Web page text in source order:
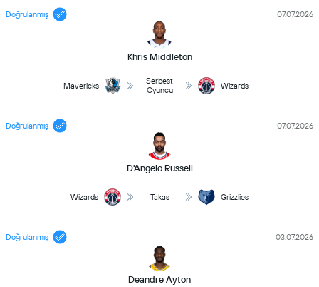
Doğrulanmış
Khris Middleton
07.07.2026
Mavericks
Serbest
Oyuncu
Wizards
Doğrulanmış
D'Angelo Russell
07.07.2026
Wizards Takas Grizzlies
Doğrulanmış
Deandre Ayton
03.07.2026